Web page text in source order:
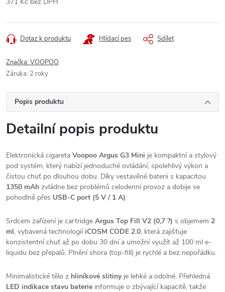
cena:
Dotaz k produktu Hlídací pes Sdílet
Značka:VOOPOO
Záruka: 2 roky
Popis produktu
Detailní popis produktu
Elektronická cigareta Voopoo Argus G3 Mini je kompaktní a stylový
pod systém, který nabízí jednoduché ovládání, spolehlivý výkon a
čistou chuť po dlouhou dobu. Díky vestavěné baterii s kapacitou
1350 mAh zvládne bez problémů celodenní provoz a dobije se
pohodlně přes USB-C port (5 V / 1 A).
Srdcem zařízení je cartridge Argus Top Fill V2 (0,7 ?) s objemem 2
ml, vybavená technologiíiCOSM CODE 2.0, která zajišťuje
konzistentní chuť až po dobu 30 dní a umožní využít až 100 ml e-
liquidu bez přepalů. Plnění shora (top-fill) je rychlé a bez nepořádku.
Minimalistické tělo z hliníkové slitinyje lehké a odolné. Přehledná
LED indikace stavu baterie informuje o zbývající kapacitě, takže